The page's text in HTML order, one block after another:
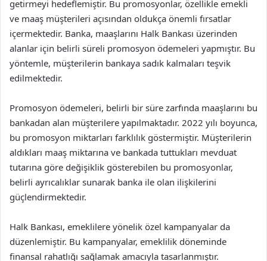
getirmeyi hedeflemiştir. Bu promosyonlar, özellikle emekli
ve maaş müşterileri açısından oldukça önemli fırsatlar
içermektedir. Banka, maaşlarını Halk Bankası üzerinden
alanlar için belirli süreli promosyon ödemeleri yapmıştır. Bu
yöntemle, müşterilerin bankaya sadık kalmaları teşvik
edilmektedir.
Promosyon ödemeleri, belirli bir süre zarfında maaşlarını bu
bankadan alan müşterilere yapılmaktadır. 2022 yılı boyunca,
bu promosyon miktarları farklılık göstermiştir. Müşterilerin
aldıkları maaş miktarına ve bankada tuttukları mevduat
tutarına göre değişiklik gösterebilen bu promosyonlar,
belirli ayrıcalıklar sunarak banka ile olan ilişkilerini
güçlendirmektedir.
Halk Bankası, emeklilere yönelik özel kampanyalar da
düzenlemiştir. Bu kampanyalar, emeklilik döneminde
finansal rahatlığı sağlamak amacıyla tasarlanmıştır.